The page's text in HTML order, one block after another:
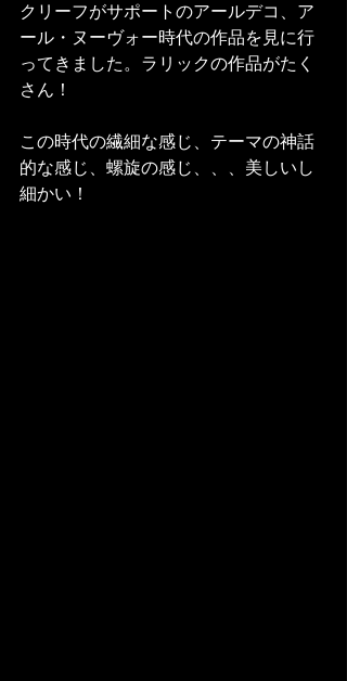
クリーフがサポートのアールデコ、ア
ール・ヌーヴォー時代の作品を見に行
ってきました。ラリックの作品がたく
さん！
この時代の繊細な感じ、テーマの神話
的な感じ、螺旋の感じ、、、美しいし
細かい！